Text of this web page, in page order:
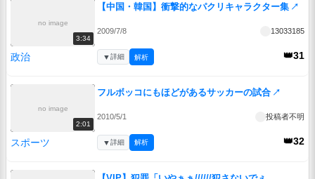
no image
3:34
【中国・韓国】衝撃的なパクリキャラクター集 ↗
2009/7/8 13033185
政治 👑31
▼詳細 解析
no image
2:01
フルボッコにもほどがあるサッカーの試合 ↗
2010/5/1 投稿者不明
スポーツ 👑32
▼詳細 解析